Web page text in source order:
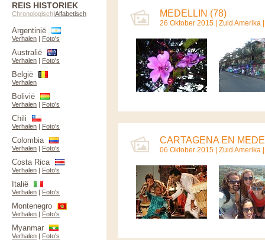
MEDELLIN (78)
26 Oktober 2015 | Zuid Amerika
CARTAGENA EN
06 Oktober 2015 | Zuid Amerika
REIS HISTORIEK
Chronologisch|Alfabetisch
Argentinië
Verhalen | Foto's
Australië
Verhalen | Foto's
België
Verhalen
Bolivië
Verhalen | Foto's
Chili
Verhalen | Foto's
Colombia
Verhalen | Foto's
Costa Rica
Verhalen | Foto's
Italië
Verhalen | Foto's
Montenegro
Verhalen | Foto's
Myanmar
Verhalen | Foto's